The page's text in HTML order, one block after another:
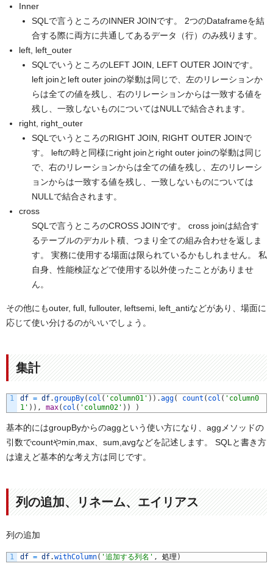
Inner
SQLで言うところのINNER JOINです。 2つのDataframeを結
合する際に両方に共通してあるデータ（行）のみ残ります。
left, left_outer
SQLでいうところのLEFT JOIN, LEFT OUTER JOINです。
left joinとleft outer joinの挙動は同じで、左のリレーションか
らは全ての値を残し、右のリレーションからは一致する値を
残し、一致しないものについてはNULLで結合されます。
right, right_outer
SQLでいうところのRIGHT JOIN, RIGHT OUTER JOINで
す。 leftの時と同様にright joinとright outer joinの挙動は同じ
で、右のリレーションからは全ての値を残し、左のリレーシ
ョンからは一致する値を残し、一致しないものについては
NULLで結合されます。
cross
SQLで言うところのCROSS JOINです。 cross joinは結合す
るテーブルのデカルト積、つまり全ての組み合わせを返しま
す。 実務に使用する場面は限られているかもしれません。 私
自身、性能検証などで使用する以外使ったことがありませ
ん。
その他にもouter, full, fullouter, leftsemi, left_antiなどがあり、場面に
応じて使い分けるのがいいでしょう。
集計
1 df = df.groupBy( col ( 'column01' ) ) .agg( count ( col ( 'column0
1' ) ) , max( col ( 'column02' ) ) )
基本的にはgroupByからのaggという使い方になり、aggメソッドの
引数でcountやmin,max、sum,avgなどを記述します。 SQLと書き方
は違えど基本的な考え方は同じです。
列の追加、リネーム、エイリアス
列の追加
1 df = df.withColumn( '追加する列名' , 処理 )